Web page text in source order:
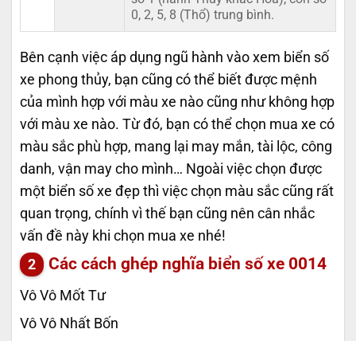
0, 2, 5, 8 (Thổ) trung bình.
Bên cạnh việc áp dụng ngũ hành vào xem biển số
xe phong thủy, bạn cũng có thể biết được mệnh
của mình hợp với màu xe nào cũng như không hợp
với màu xe nào. Từ đó, bạn có thể chọn mua xe có
màu sắc phù hợp, mang lại may mắn, tài lộc, công
danh, vận may cho mình… Ngoài việc chọn được
một biển số xe đẹp thì việc chọn màu sắc cũng rất
quan trọng, chính vì thế bạn cũng nên cân nhắc
vấn đề này khi chọn mua xe nhé!
Các cách ghép nghĩa biển số xe 0014
Vô Vô Mốt Tư
Vô Vô Nhất Bốn